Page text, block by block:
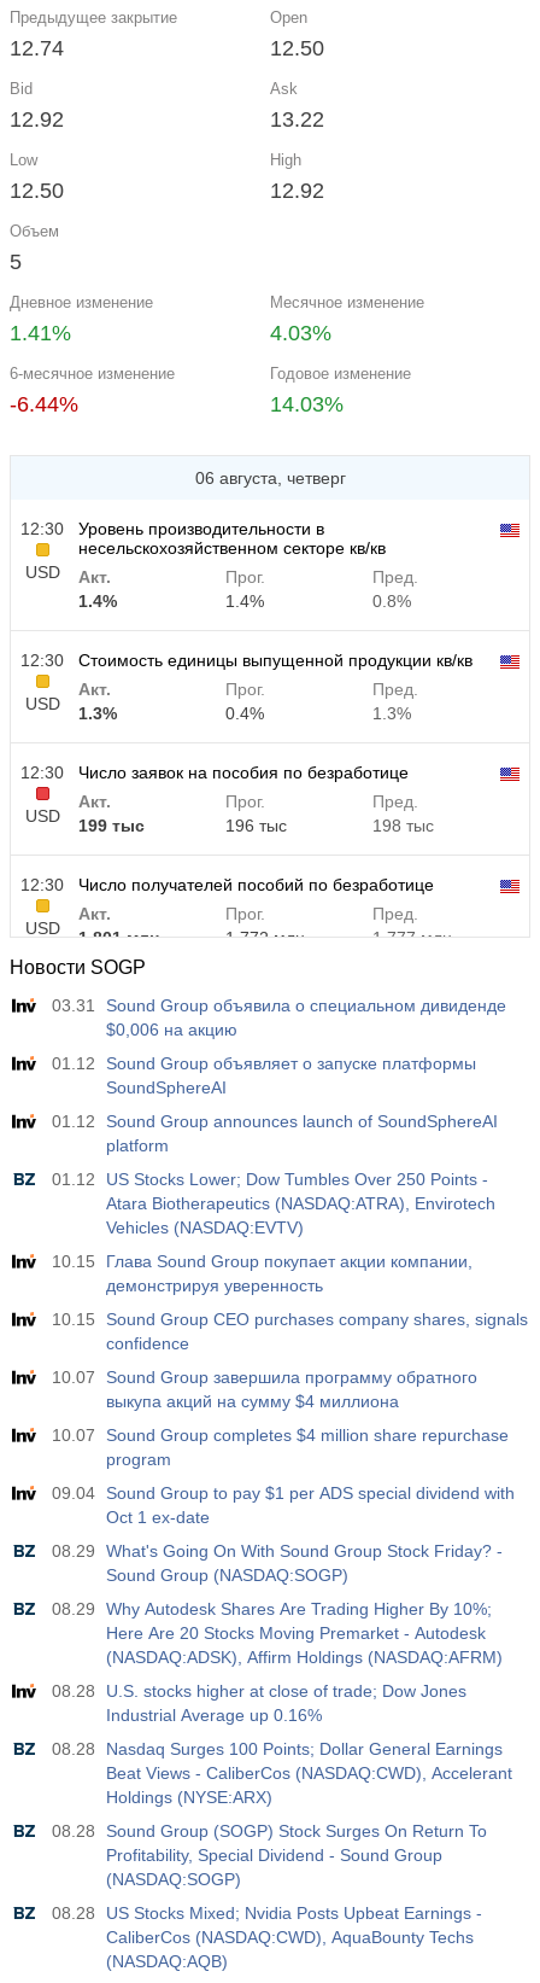
Предыдущее закрытие
12.74
Open
12.50
Bid
12.92
Ask
13.22
Low
12.50
High
12.92
Объем
5
Дневное изменение
1.41%
Месячное изменение
4.03%
6-месячное изменение
-6.44%
Годовое изменение
14.03%
06 августа, четверг
12:30
USD
Уровень производительности в
несельскохозяйственном секторе кв/кв
Акт.
1.4%
Прог.
1.4%
Пред.
0.8%
12:30
USD
Стоимость единицы выпущенной продукции кв/кв
Акт.
1.3%
Прог.
0.4%
Пред.
1.3%
12:30
USD
Число заявок на пособия по безработице
Акт.
199 тыс
Прог.
196 тыс
Пред.
198 тыс
12:30
USD
Число получателей пособий по безработице
Акт.
1.801 млн
Прог.
1.772 млн
Пред.
1.777 млн
Новости SOGP
03.31
Sound Group объявила о специальном дивиденде
$0,006 на акцию
01.12
Sound Group объявляет о запуске платформы
SoundSphereAI
01.12
Sound Group announces launch of SoundSphereAI
platform
01.12
US Stocks Lower; Dow Tumbles Over 250 Points -
Atara Biotherapeutics (NASDAQ:ATRA), Envirotech
Vehicles (NASDAQ:EVTV)
10.15
Глава Sound Group покупает акции компании,
демонстрируя уверенность
10.15
Sound Group CEO purchases company shares, signals
confidence
10.07
Sound Group завершила программу обратного
выкупа акций на сумму $4 миллиона
10.07
Sound Group completes $4 million share repurchase
program
09.04
Sound Group to pay $1 per ADS special dividend with
Oct 1 ex-date
08.29
What's Going On With Sound Group Stock Friday? -
Sound Group (NASDAQ:SOGP)
08.29
Why Autodesk Shares Are Trading Higher By 10%;
Here Are 20 Stocks Moving Premarket - Autodesk
(NASDAQ:ADSK), Affirm Holdings (NASDAQ:AFRM)
08.28
U.S. stocks higher at close of trade; Dow Jones
Industrial Average up 0.16%
08.28
Nasdaq Surges 100 Points; Dollar General Earnings
Beat Views - CaliberCos (NASDAQ:CWD), Accelerant
Holdings (NYSE:ARX)
08.28
Sound Group (SOGP) Stock Surges On Return To
Profitability, Special Dividend - Sound Group
(NASDAQ:SOGP)
08.28
US Stocks Mixed; Nvidia Posts Upbeat Earnings -
CaliberCos (NASDAQ:CWD), AquaBounty Techs
(NASDAQ:AQB)